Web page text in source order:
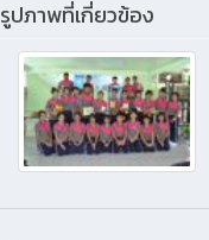
รูปภาพที่เกี่ยวข้อง